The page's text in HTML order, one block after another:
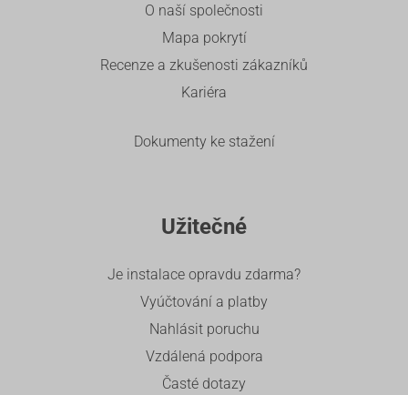
O naší společnosti
Mapa pokrytí
Recenze a zkušenosti zákazníků
Kariéra
Dokumenty ke stažení
Užitečné
Je instalace opravdu zdarma?
Vyúčtování a platby
Nahlásit poruchu
Vzdálená podpora
Časté dotazy